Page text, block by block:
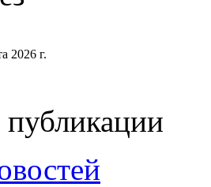
2026 г.